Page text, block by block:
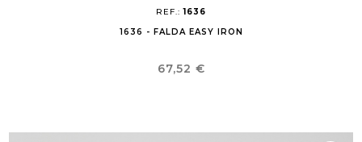
REF.:1636
1636 - FALDA EASY IRON
Precio
67,52 €